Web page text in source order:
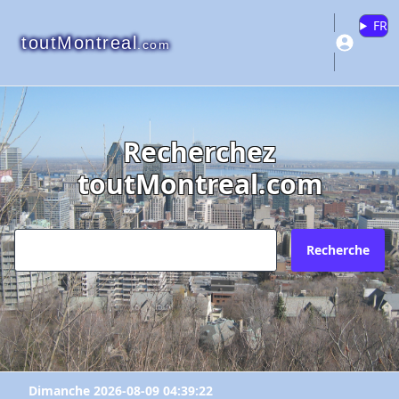
toutMontreal.com
FR
Recherchez
toutMontreal.com
Recherche
Dimanche 2026-08-09 04:39:22